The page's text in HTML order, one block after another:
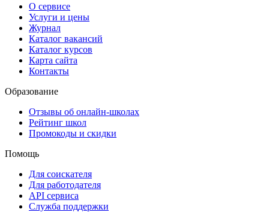
О сервисе
Услуги и цены
Журнал
Каталог вакансий
Каталог курсов
Карта сайта
Контакты
Образование
Отзывы об онлайн-школах
Рейтинг школ
Промокоды и скидки
Помощь
Для соискателя
Для работодателя
API сервиса
Служба поддержки